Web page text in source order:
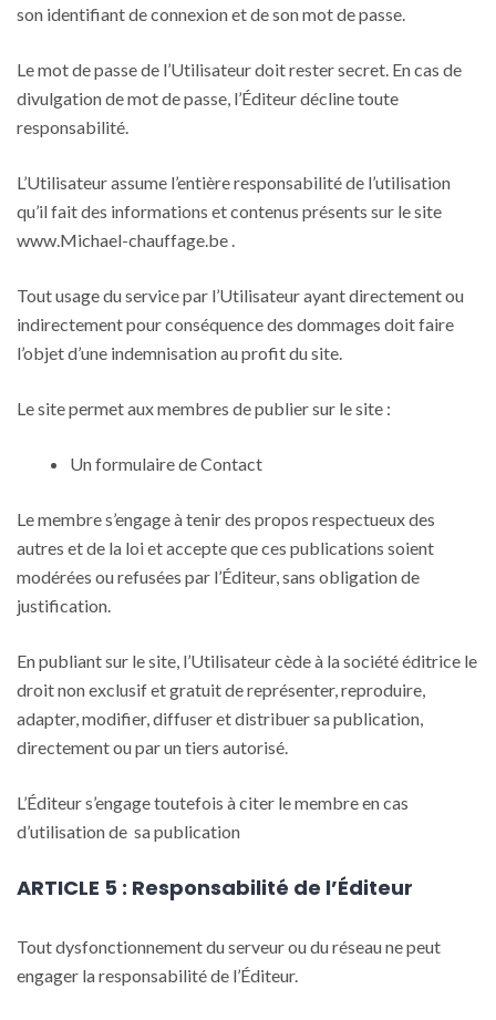
son identifiant de connexion et de son mot de passe.
Le mot de passe de l’Utilisateur doit rester secret. En cas de
divulgation de mot de passe, l’Éditeur décline toute
responsabilité.
L’Utilisateur assume l’entière responsabilité de l’utilisation
qu’il fait des informations et contenus présents sur le site
www.Michael-chauffage.be .
Tout usage du service par l’Utilisateur ayant directement ou
indirectement pour conséquence des dommages doit faire
l’objet d’une indemnisation au profit du site.
Le site permet aux membres de publier sur le site :
Un formulaire de Contact
Le membre s’engage à tenir des propos respectueux des
autres et de la loi et accepte que ces publications soient
modérées ou refusées par l’Éditeur, sans obligation de
justification.
En publiant sur le site, l’Utilisateur cède à la société éditrice le
droit non exclusif et gratuit de représenter, reproduire,
adapter, modifier, diffuser et distribuer sa publication,
directement ou par un tiers autorisé.
L’Éditeur s’engage toutefois à citer le membre en cas
d’utilisation de sa publication
ARTICLE 5 : Responsabilité de l’Éditeur
Tout dysfonctionnement du serveur ou du réseau ne peut
engager la responsabilité de l’Éditeur.